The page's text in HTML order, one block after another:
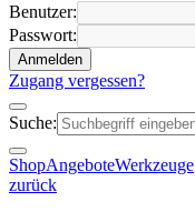
Benutzer:
Passwort:
Anmelden
Zugang vergessen?
Suche:
ShopAngeboteWerkzeuge
zurück